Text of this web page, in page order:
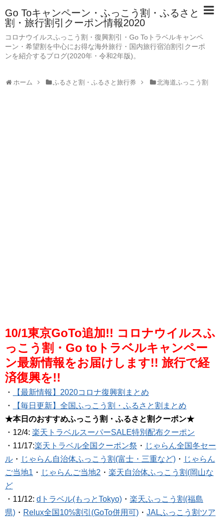
Go Toキャンペーン・ふっこう割・ふるさと
割・旅行割引クーポン情報2020
コロナウイルスふっこう割・復興割引・Go Toトラベルキャンペ
ーン・希望割を中心にお得な海外旅行・国内旅行宿泊割引クーポ
ンを紹介するブログ(2020年・令和2年版)。
ホーム ふるさと割・ふるさと旅行券 北海道ふっこう割
10/1東京GoTo追加!! コロナウイルスふ
っこう割・Go toトラベルキャンペー
ン最新情報をお届けします!! 旅行で経
済復興を!!
・
【最新情報】2020コロナ復興割まとめ
・
【毎日更新】全国ふっこう割・ふるさと割まとめ
★本日のおすすめふっこう割・ふるさと割クーポン★
・12/4: 楽天トラベルスーパーSALE特別配布クーポン
・11/17:楽天トラベル全国クーポン祭 ・ じゃらん全国冬セー
ル ・ じゃらん自治体ふっこう割(富士・三重など) ・ じゃらん
ご当地1 ・ じゃらんご当地2 ・ 楽天自治体ふっこう割(岡山な
ど
・11/12: dトラベル(もっとTokyo) ・ 楽天ふっこう割(福島
県) ・ Relux全国10%割引(GoTo併用可) ・ JALふっこう割ツア